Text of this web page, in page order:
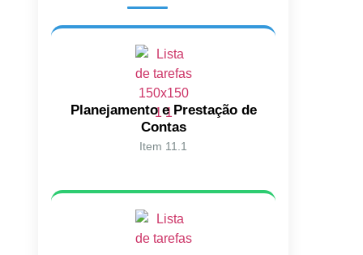
Planejamento e Prestação de
Contas
Item 11.1